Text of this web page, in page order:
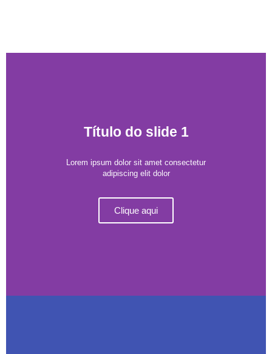
Título do slide 1
Lorem ipsum dolor sit amet consectetur
adipiscing elit dolor
Clique aqui